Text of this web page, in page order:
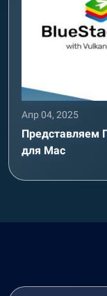
Апр 04, 2025
Представляем
для Mac